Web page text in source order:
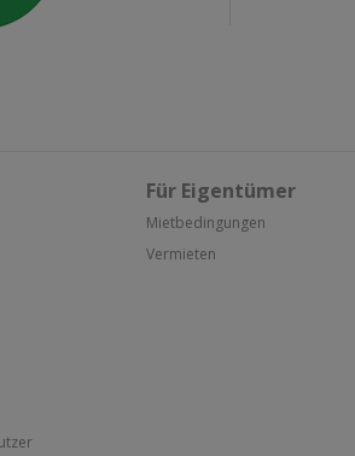
Für Eigentümer
Mietbedingungen
Vermieten